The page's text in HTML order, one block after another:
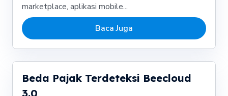
marketplace, aplikasi mobile...
Baca Juga
Beda Pajak Terdeteksi Beecloud
3.0